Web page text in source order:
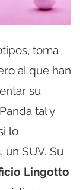
toma
al que han
su
tal y
lo
SUV. Su
Lingotto